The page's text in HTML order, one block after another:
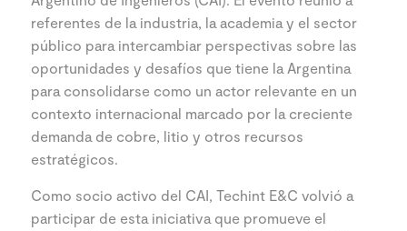
referentes de la industria, la academia y el sector
público para intercambiar perspectivas sobre las
oportunidades y desafíos que tiene la Argentina
para consolidarse como un actor relevante en un
contexto internacional marcado por la creciente
demanda de cobre, litio y otros recursos
estratégicos.
Como socio activo del CAI, Techint E&C volvió a
participar de esta iniciativa que promueve el